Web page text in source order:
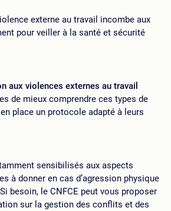
externe au travail incombe aux
pour veiller à la santé et sécurité
aux violences externes au travail
de mieux comprendre ces types de
place un protocole adapté à leurs
sensibilisés aux aspects
à donner en cas d’agression physique
besoin, le CNFCE peut vous proposer
sur la gestion des conflits et des